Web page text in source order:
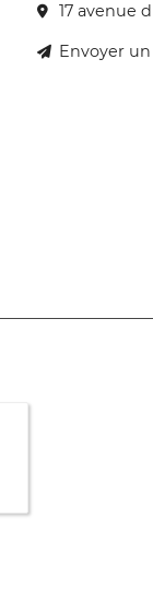
17 avenue
Envoyer